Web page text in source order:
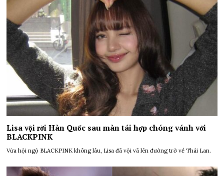
Lisa vội rời Hàn Quốc sau màn tái hợp chóng vánh với
BLACKPINK
Vừa hội ngộ BLACKPINK không lâu, Lisa đã vội vã lên đường trở về Thái Lan.